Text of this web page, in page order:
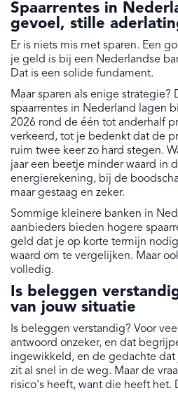
Spaarrentes in
gevoel, stille
Er is niets mis met sparen. Een
je geld is bij een Nederlandse
Dat is een solide fundament.
Maar sparen als enige strategie?
spaarrentes in Nederland lagen
2026 rond de één tot anderhalf
verkeerd, tot je bedenkt dat de
ruim twee keer zo hard stegen.
jaar een beetje minder waard in
energierekening, bij de
maar gestaag en zeker.
Sommige kleinere banken in
aanbieders bieden hogere
geld dat je op korte termijn
waard om te vergelijken. Maar
volledig.
Is beleggen
van jouw situatie
Is beleggen verstandig? Voor
antwoord onzeker, en dat
ingewikkeld, en de gedachte
zit al snel in de weg. Maar de
risico's heeft, want die heeft het.